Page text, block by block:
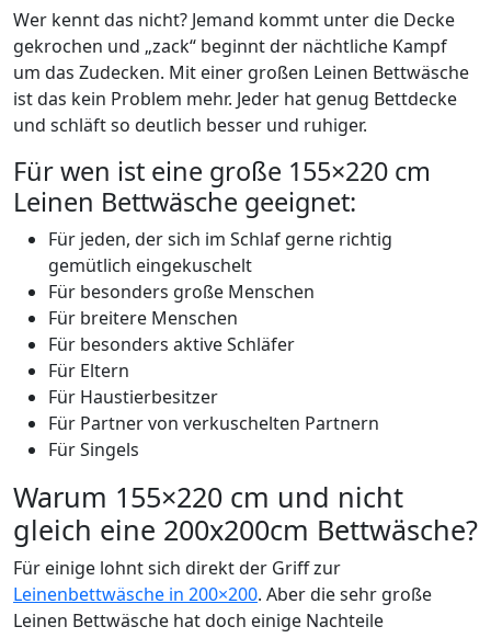
Wer kennt das nicht? Jemand kommt unter die Decke
gekrochen und „zack“ beginnt der nächtliche Kampf
um das Zudecken. Mit einer großen Leinen Bettwäsche
ist das kein Problem mehr. Jeder hat genug Bettdecke
und schläft so deutlich besser und ruhiger.
Für wen ist eine große 155×220 cm
Leinen Bettwäsche geeignet:
Für jeden, der sich im Schlaf gerne richtig
gemütlich eingekuschelt
Für besonders große Menschen
Für breitere Menschen
Für besonders aktive Schläfer
Für Eltern
Für Haustierbesitzer
Für Partner von verkuschelten Partnern
Für Singels
Warum 155×220 cm und nicht
gleich eine 200x200cm Bettwäsche?
Für einige lohnt sich direkt der Griff zur
Leinenbettwäsche in 200×200. Aber die sehr große
Leinen Bettwäsche hat doch einige Nachteile